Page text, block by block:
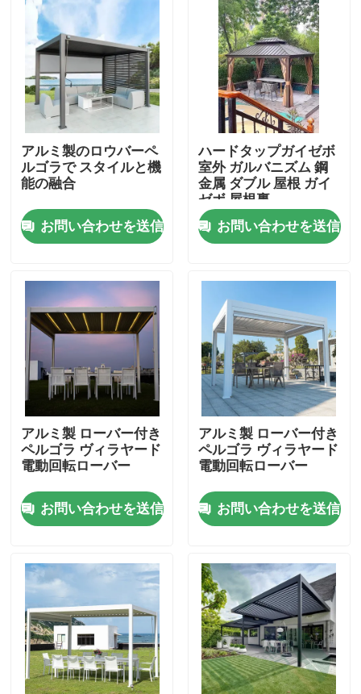
家
私達について
工場旅行
品質管理
引用を要求しなさい
アルミニウム テラスのパーゴラ
アルミニウム ルーバー付きのパーゴラ
アルミ製のロウバーペ
ルゴラで スタイルと機
能の融合
お問い合わせを送信
ハードタップガイゼボ
室外 ガルバニズム 鋼
金属 ダブル 屋根 ガイ
ゼボ 屋根裏
お問い合わせを送信
アルミ製 ローバー付き
ペルゴラ ヴィラヤード
電動回転ローバー
お問い合わせを送信
アルミ製 ローバー付き
ペルゴラ ヴィラヤード
電動回転ローバー
お問い合わせを送信